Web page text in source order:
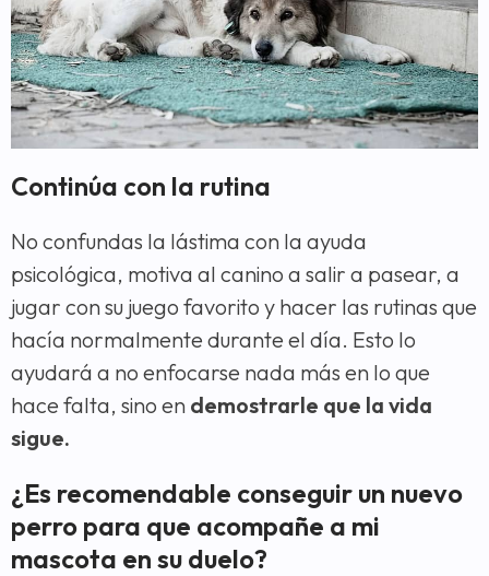
Continúa con la rutina
No confundas la lástima con la ayuda
psicológica, motiva al canino a salir a pasear, a
jugar con su juego favorito y hacer las rutinas que
hacía normalmente durante el día. Esto lo
ayudará a no enfocarse nada más en lo que
hace falta, sino en demostrarle que la vida
sigue.
¿Es recomendable conseguir un nuevo
perro para que acompañe a mi
mascota en su duelo?